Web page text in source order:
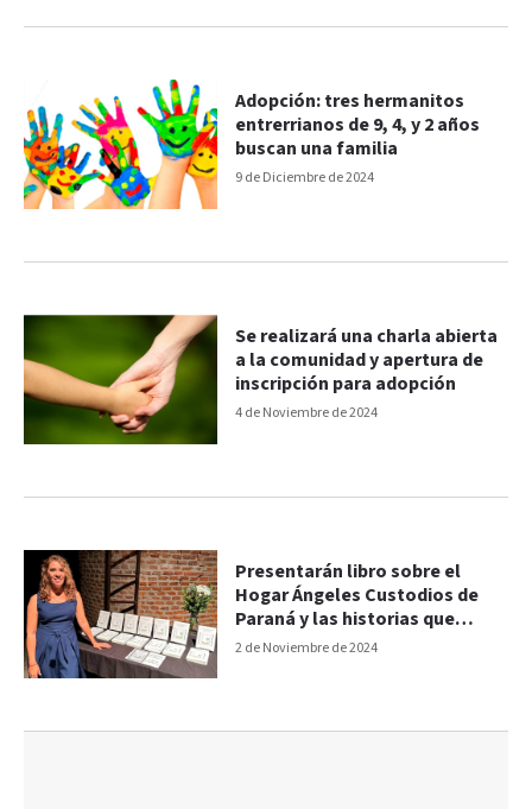
9 de Diciembre de 2024
Adopción: tres hermanitos
entrerrianos de 9, 4, y 2 años
buscan una familia
4 de Noviembre de 2024
Se realizará una charla abierta
a la comunidad y apertura de
inscripción para adopción
2 de Noviembre de 2024
Presentarán libro sobre el
Hogar Ángeles Custodios de
Paraná y las historias que
transforman vidas